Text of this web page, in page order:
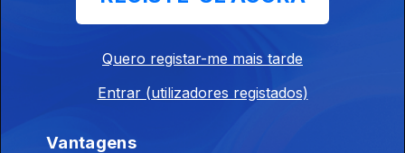
Tomás, Paulo, António e Emanuel - Por tangos
Olinda Rosa
Olinda Rosa - Cantigas
Quero registar-me mais tarde
Entrar (utilizadores registados)
Vantagens